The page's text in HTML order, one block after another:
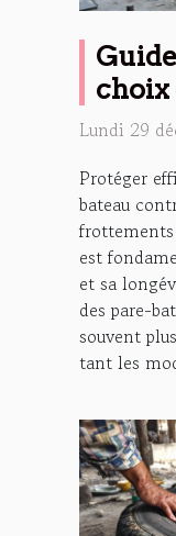
choix
pare-
Lundi 29
Protéger
bateau
est
et sa
des pare-
souvent
tant les